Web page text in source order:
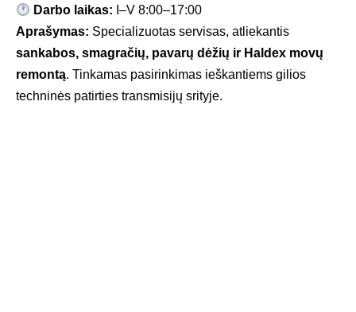
Darbo laikas: I–V 8:00–17:00
Aprašymas: Specializuotas servisas, atliekantis
sankabos, smagračių, pavarų dėžių ir Haldex movų
remontą. Tinkamas pasirinkimas ieškantiems gilios
techninės patirties transmisijų srityje.